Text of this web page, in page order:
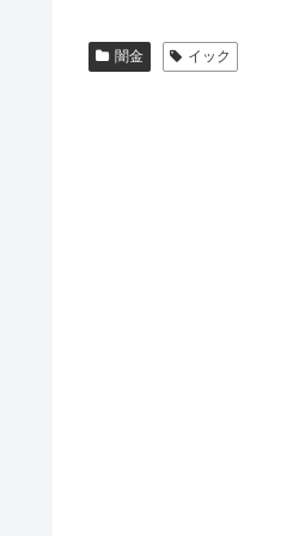
闇金 イック